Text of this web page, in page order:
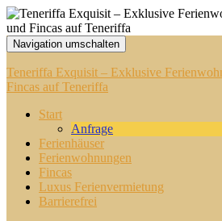
Navigation umschalten
Teneriffa Exquisit – Exklusive
Fincas auf Teneriffa
Start
Anfrage
Ferienhäuser
Ferienwohnungen
Fincas
Luxus Ferienvermietung
Barrierefrei